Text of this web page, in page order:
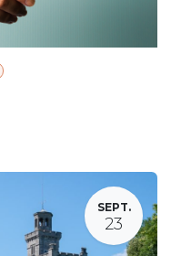
SEPT.
23